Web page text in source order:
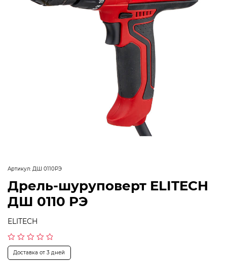
Артикул: ДШ 0110РЭ
Дрель-шуруповерт ELITECH
ДШ 0110 РЭ
ELITECH
Оценка
из
Доставка от 3 дней